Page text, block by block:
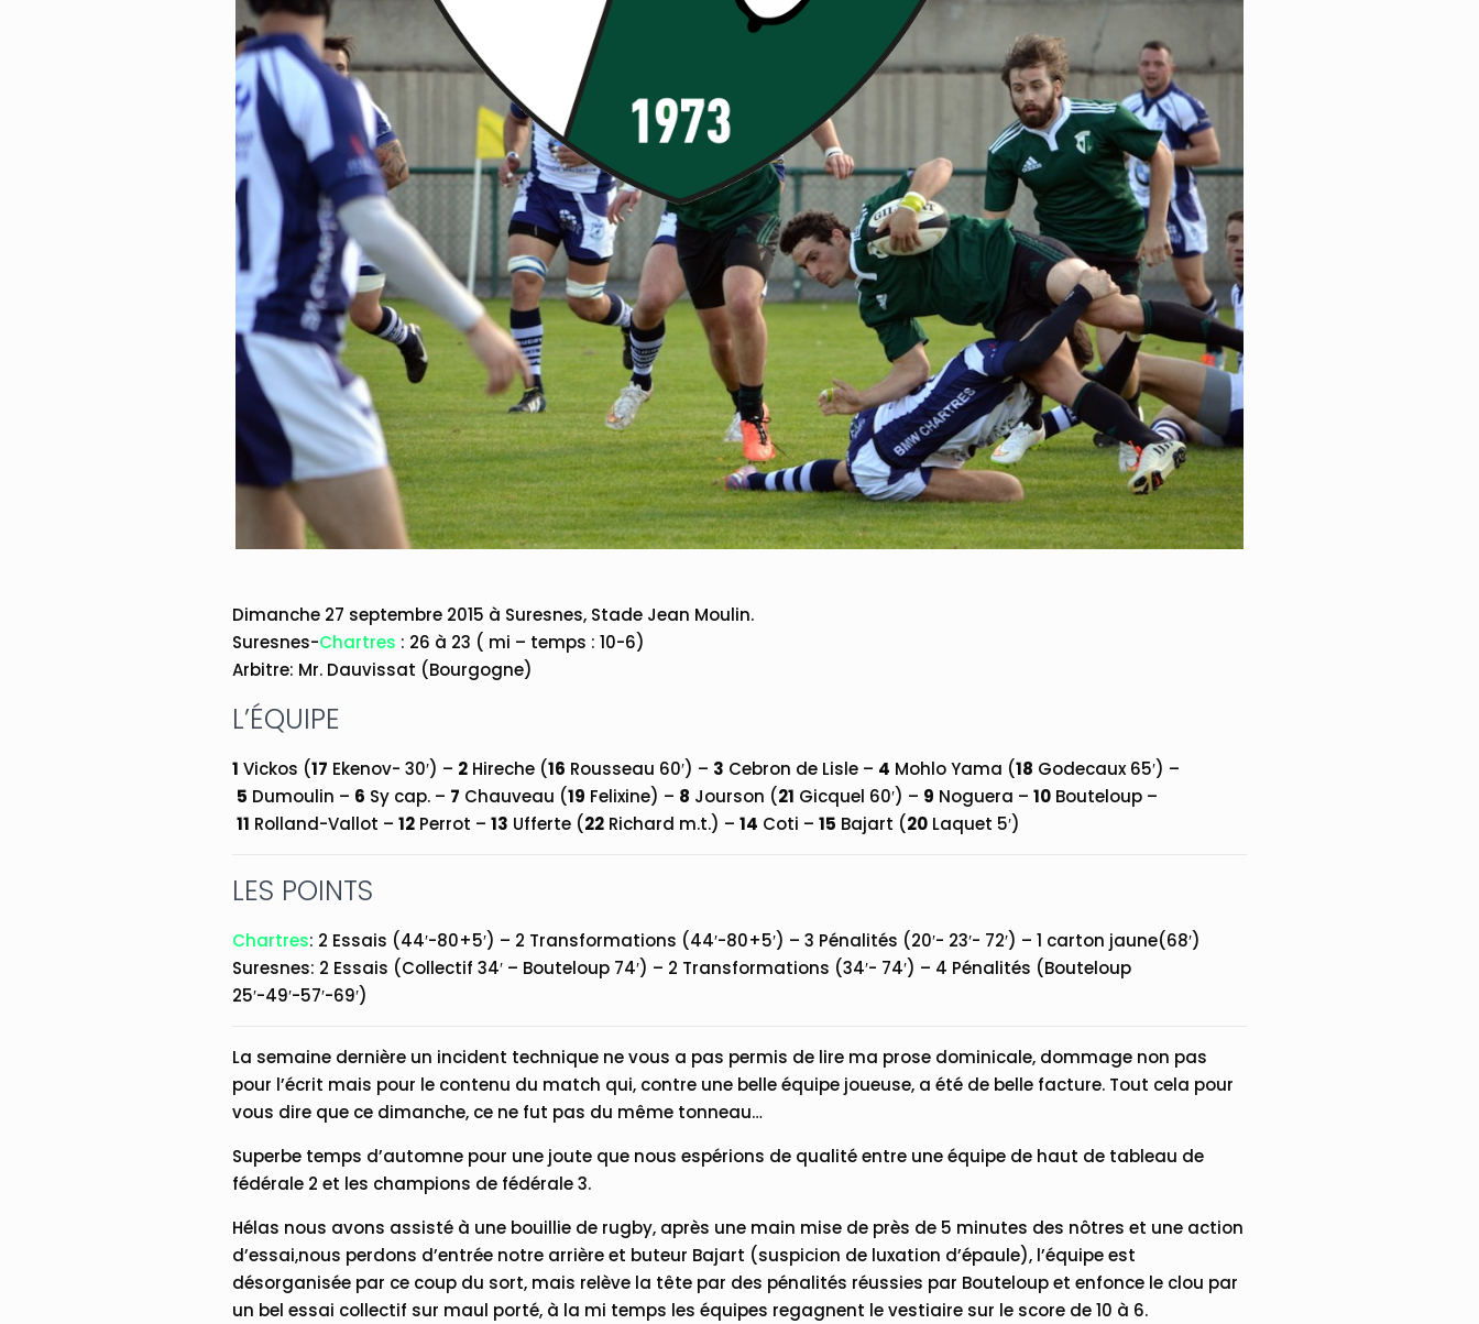
Dimanche 27 septembre 2015 à Suresnes, Stade Jean Moulin.
Suresnes-Chartres : 26 à 23 ( mi – temps : 10-6)
Arbitre: Mr. Dauvissat (Bourgogne)
L’ÉQUIPE
1 Vickos (17 Ekenov- 30′) – 2 Hireche (16 Rousseau 60′) – 3 Cebron de Lisle – 4 Mohlo Yama (18 Godecaux 65′) –
5 Dumoulin – 6 Sy cap. – 7 Chauveau (19 Felixine) – 8 Jourson (21 Gicquel 60′) – 9 Noguera –10 Bouteloup –
11 Rolland-Vallot –12 Perrot –13 Ufferte (22 Richard m.t.) –14 Coti –15 Bajart (20 Laquet 5′)
LES POINTS
Chartres: 2 Essais (44′-80+5′) – 2 Transformations (44′-80+5′) – 3 Pénalités (20′- 23′- 72′) – 1 carton jaune(68′)
Suresnes: 2 Essais (Collectif 34′ – Bouteloup 74′) – 2 Transformations (34′- 74′) – 4 Pénalités (Bouteloup
25′-49′-57′-69′)
La semaine dernière un incident technique ne vous a pas permis de lire ma prose dominicale, dommage non pas
pour l’écrit mais pour le contenu du match qui, contre une belle équipe joueuse, a été de belle facture. Tout cela pour
vous dire que ce dimanche, ce ne fut pas du même tonneau…
Superbe temps d’automne pour une joute que nous espérions de qualité entre une équipe de haut de tableau de
fédérale 2 et les champions de fédérale 3.
Hélas nous avons assisté à une bouillie de rugby, après une main mise de près de 5 minutes des nôtres et une action
d’essai,nous perdons d’entrée notre arrière et buteur Bajart (suspicion de luxation d’épaule), l’équipe est
désorganisée par ce coup du sort, mais relève la tête par des pénalités réussies par Bouteloup et enfonce le clou par
un bel essai collectif sur maul porté, à la mi temps les équipes regagnent le vestiaire sur le score de 10 à 6.